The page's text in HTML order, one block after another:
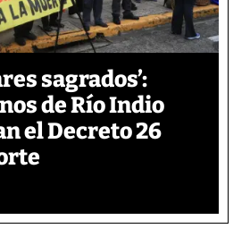
sagrados’:
de Río Indio
el Decreto 26